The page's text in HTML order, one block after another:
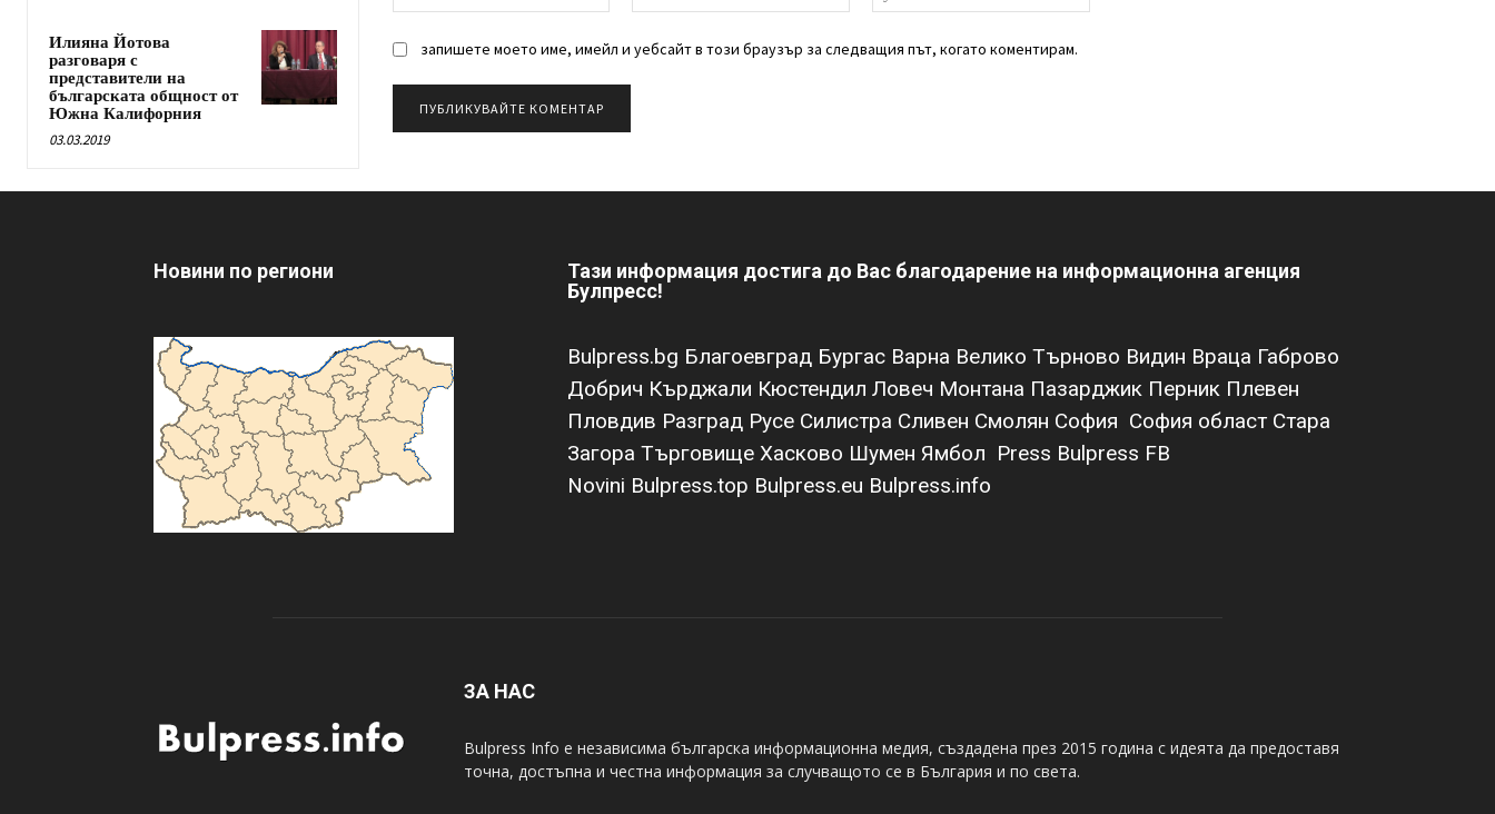
Илияна Йотова
разговаря с
представители на
българската общност от
Южна Калифорния
03.03.2019
запишете моето име, имейл и уебсайт в този браузър за следващия път, когато коментирам.
Новини по региони
Тази информация достига до Вас благодарение на информационна агенция
Булпресс!
Bulpress.bg Благоевград Бургас Варна Велико Търново Видин Враца Габрово
Добрич Кърджали Кюстендил Ловеч Монтана Пазарджик Перник Плевен
Пловдив Разград Русе Силистра Сливен Смолян София София област Стара
Загора Търговище Хасково Шумен Ямбол Press Bulpress FB
Novini Bulpress.top Bulpress.eu Bulpress.info
ЗА НАС
Bulpress Info е независима българска информационна медия, създадена през 2015 година с идеята да предоставя
точна, достъпна и честна информация за случващото се в България и по света.